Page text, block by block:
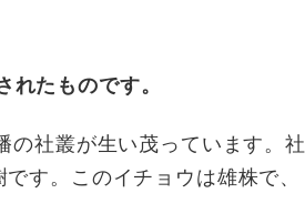
たものです。
社叢が生い茂っています。社
す。このイチョウは雄株で、